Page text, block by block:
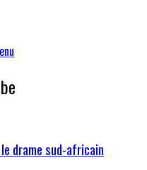
drame sud-africain